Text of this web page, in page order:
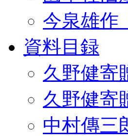
今泉雄作
資料目録
久野健寄
久野健寄
中村傳三